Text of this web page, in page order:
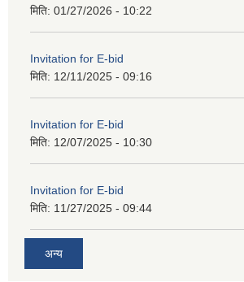
मिति: 01/27/2026 - 10:22
Invitation for E-bid
मिति: 12/11/2025 - 09:16
Invitation for E-bid
मिति: 12/07/2025 - 10:30
Invitation for E-bid
मिति: 11/27/2025 - 09:44
अन्य